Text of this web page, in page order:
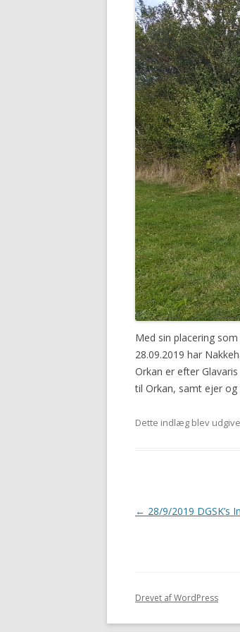
Med sin placering som
28.09.2019 har
Orkan er efter
til Orkan, samt ejer
Dette indlæg blev
Indlægsnavigation
← 28/9/2019 DGSK’s
Drevet af WordPress